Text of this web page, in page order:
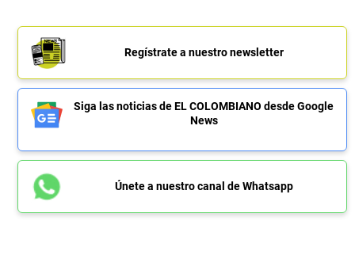
Regístrate a nuestro newsletter
Siga las noticias de EL COLOMBIANO desde Google
News
Únete a nuestro canal de Whatsapp